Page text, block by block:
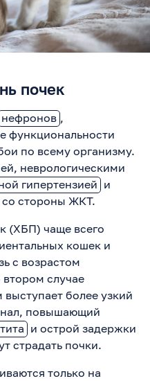
почек
нефронов ,
функциональности
по всему организму.
неврологическими
гипертензией и
стороны ЖКТ.
(ХБП) чаще всего
кошек и
с возрастом
случае
более узкий
повышающий
и острой задержки
страдать почки.
только на